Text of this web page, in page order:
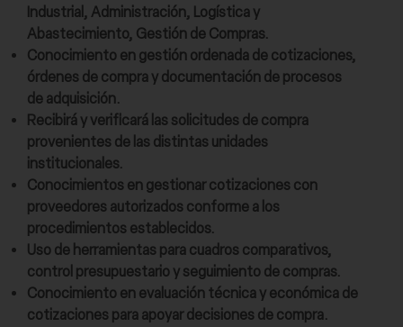
Industrial, Administración, Logística y
Abastecimiento, Gestión de Compras.
Conocimiento en gestión ordenada de cotizaciones,
órdenes de compra y documentación de procesos
de adquisición.
Recibirá y verificará las solicitudes de compra
provenientes de las distintas unidades
institucionales.
Conocimientos en gestionar cotizaciones con
proveedores autorizados conforme a los
procedimientos establecidos.
Uso de herramientas para cuadros comparativos,
control presupuestario y seguimiento de compras.
Conocimiento en evaluación técnica y económica de
cotizaciones para apoyar decisiones de compra.